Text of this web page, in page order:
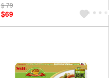
贈$200
$ 79
$69